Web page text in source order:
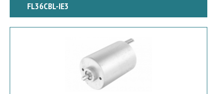
FL36CBL-IE3